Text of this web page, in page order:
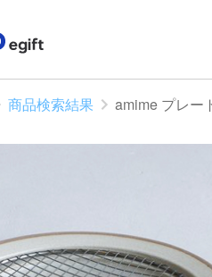
商品検索結果 amime プレー